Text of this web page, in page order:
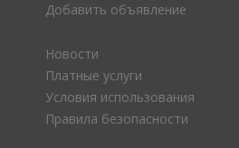
Добавить объявление
Новости
Платные услуги
Условия использования
Правила безопасности